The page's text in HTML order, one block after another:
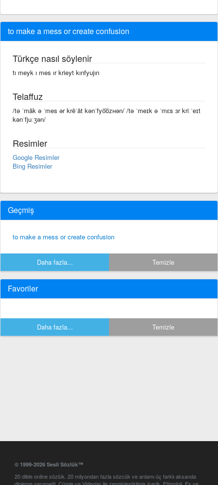
to make a mess or create confusion
Türkçe nasıl söylenir
tı meyk ı mes ır krieyt kınfyujın
Telaffuz
/tə ˈmāk ə ˈmes ər krēˈāt kənˈfyo͞oᴢʜən/ /tə ˈmeɪk ə ˈmɛs ɜr kriːˈeɪt
kənˈfjuːʒən/
Resimler
Google Resimler
Bing Resimler
Geçmiş
to make a mess or create confusion
Daha fazla... Temizle
Favoriler
Daha fazla... Temizle
© 1999-2026 Sesli Sözlük™
20 dilde online sözlük. 20 milyondan fazla sözcük ve anlamı üç farklı aksanda